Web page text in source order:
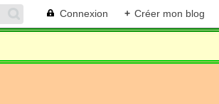
Connexion + Créer mon blog